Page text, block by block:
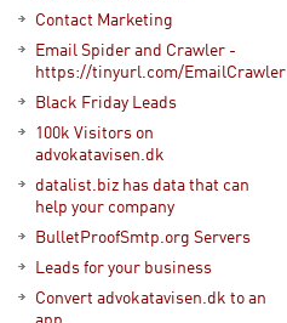
Contact Marketing
Email Spider and Crawler -
https://tinyurl.com/EmailCrawler
Black Friday Leads
100k Visitors on
advokatavisen.dk
datalist.biz has data that can
help your company
BulletProofSmtp.org Servers
Leads for your business
Convert advokatavisen.dk to an
app.